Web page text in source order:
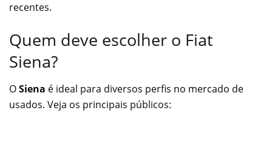
recentes.
Quem deve escolher o Fiat
Siena?
OSiena é ideal para diversos perfis no mercado de
usados. Veja os principais públicos: